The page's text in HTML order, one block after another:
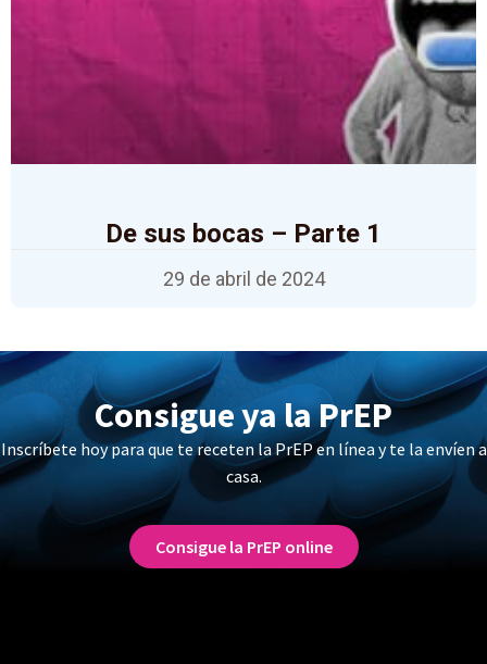
De sus bocas – Parte 1
29 de abril de 2024
Consigue ya la PrEP
Inscríbete hoy para que te receten la PrEP en línea y te la envíen a
casa.
Consigue la PrEP online